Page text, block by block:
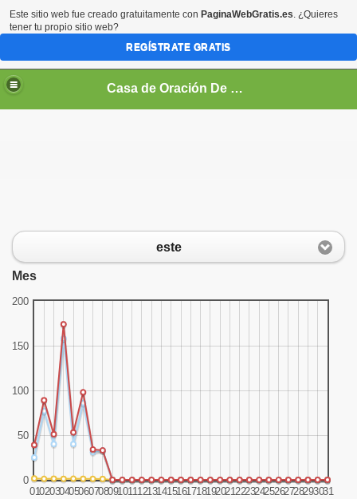
Casa de Oración De Daniel Flores Perez Zeledon Costa Rica
este
Mes
01020304050607080910111213141516171819202122232425262728293031
0
50
100
150
200
Este sitio web fue creado gratuitamente con PaginaWebGratis.es. ¿Quieres
tener tu propio sitio web?
REGÍSTRATE GRATIS